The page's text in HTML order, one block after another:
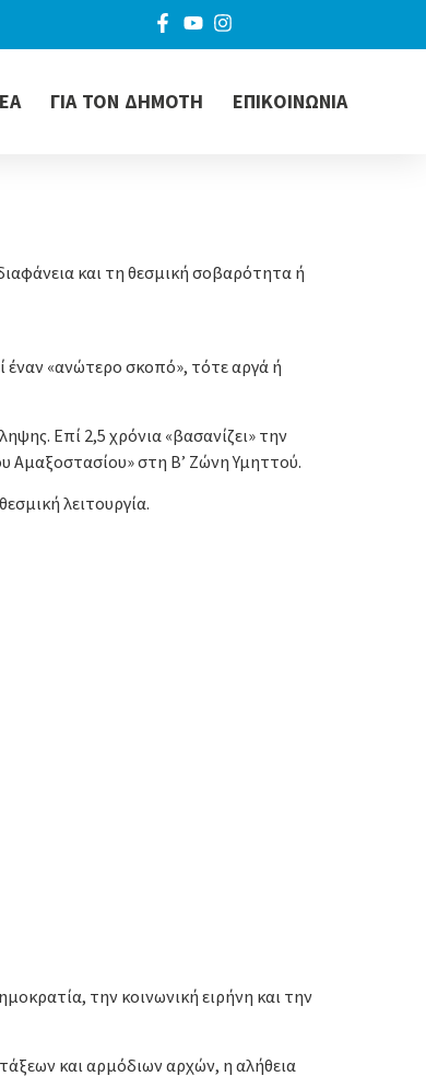
ΓΙΑ ΤΟΝ ΔΗΜΟΤΗ ΕΠΙΚΟΙΝΩΝΙΑ
και τη θεσμική σοβαρότητα ή
έναν «ανώτερο σκοπό», τότε αργά ή
Επί 2,5 χρόνια «βασανίζει» την
Αμαξοστασίου» στη Β’ Ζώνη Υμηττού.
λειτουργία.
την κοινωνική ειρήνη και την
και αρμόδιων αρχών, η αλήθεια